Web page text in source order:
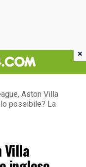
Aston Villa
possibile? La
Villa
×